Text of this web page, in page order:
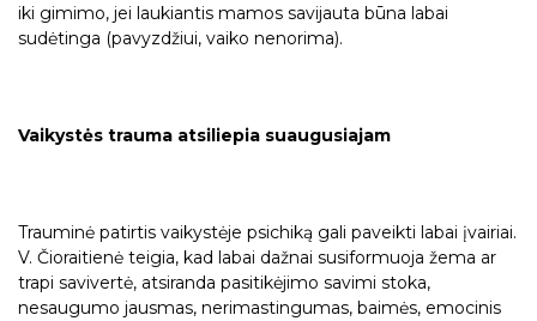
iki gimimo, jei laukiantis mamos savijauta būna labai
sudėtinga (pavyzdžiui, vaiko nenorima).
Vaikystės trauma atsiliepia suaugusiajam
Trauminė patirtis vaikystėje psichiką gali paveikti labai įvairiai.
V. Čioraitienė teigia, kad labai dažnai susiformuoja žema ar
trapi savivertė, atsiranda pasitikėjimo savimi stoka,
nesaugumo jausmas, nerimastingumas, baimės, emocinis